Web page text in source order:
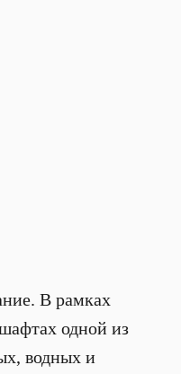
В рамках
одной из
водных и